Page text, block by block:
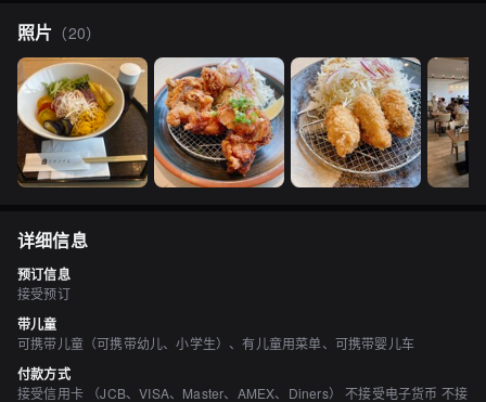
照片 （20）
详细信息
预订信息
接受预订
带儿童
可携带儿童（可携带幼儿、小学生）、有儿童用菜单、可携带婴儿车
付款方式
接受信用卡 （JCB、VISA、Master、AMEX、Diners） 不接受电子货币 不接